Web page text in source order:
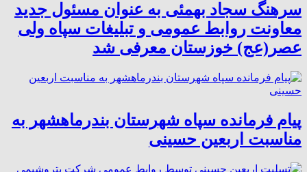
سرهنگ سجاد بهمئی به عنوان مسئول جدید
معاونت روابط عمومی و تبلیغات سپاه ولی
عصر(عج) خوزستان معرفی شد
پیام فرمانده سپاه شهرستان بندرماهشهر به
مناسبت اربعین حسینی